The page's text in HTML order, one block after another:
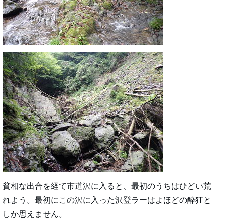
貧相な出合を経て市道沢に入ると、最初のうちはひどい荒
れよう。最初にこの沢に入った沢登ラーはよほどの酔狂と
しか思えません。